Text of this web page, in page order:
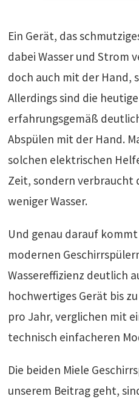
Ein Gerät, das
dabei Wasser und Strom
doch auch mit der Hand,
Allerdings sind die
erfahrungsgemäß
Abspülen mit der Hand.
solchen elektrischen
Zeit, sondern verbraucht
weniger Wasser.
Und genau darauf
modernen
Wassereffizienz deutlich
hochwertiges Gerät bis
pro Jahr, verglichen mit
technisch einfacheren
Die beiden Miele
unserem Beitrag geht,